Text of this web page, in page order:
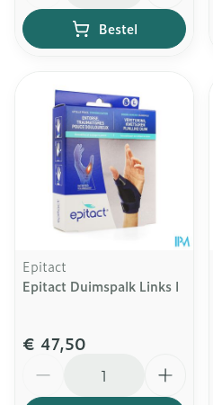
Bestel
Epitact
Epitact Duimspalk Links l
€ 47,50